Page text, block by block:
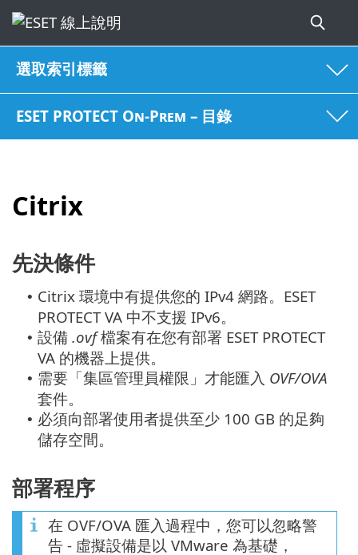
選取索引標籤
ESET PROTECT On-Prem – 目錄
Citrix
先決條件
• Citrix 環境中有提供您的 IPv4 網路。ESET
PROTECT VA 中不支援 IPv6。
• 設備 .ovf檔案有在您有部署 ESET PROTECT
VA 的機器上提供。
• 需要「集區管理員權限」才能匯入 OVF/OVA
套件。
• 必須向部署使用者提供至少 100 GB 的足夠
儲存空間。
部署程序
在 OVF/OVA 匯入過程中，您可以忽略警
告 - 虛擬設備是以 VMware 為基礎，